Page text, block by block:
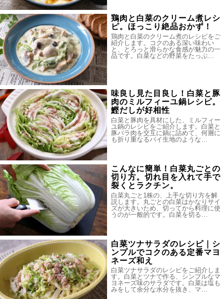
鶏肉と白菜のクリーム煮レシ
ピ。ほっこり絶品おかず！
鶏肉と白菜のクリーム煮のレシピをご
紹介します。コクのある深い味わい
と、とろっと滑らかな食感が魅力の一
品です。白菜などの野菜をたっぷ…
味良し見た目良し！白菜と豚
肉のミルフィーユ鍋レシピ。
鰹だしが好相性
白菜と豚肉を具材にした、ミルフィー
ユ鍋のレシピをご紹介します。白菜と
豚バラ肉を交互に鍋に詰めて、何層に
も折り重なるパイ生地のような…
こんなに簡単！白菜丸ごとの
切り方。切れ目を入れて手で
裂くとラクチン。
白菜丸ごと1株の、上手な切り方を解
説します。丸ごとの白菜はかなりサイ
ズが大きいため、切ってから料理に使
うのが一般的です。白菜を切る…
白菜ツナサラダのレシピ｜シ
ンプルでコクのある定番マヨ
ネーズ和え
白菜ツナサラダのレシピをご紹介しま
す。白菜とツナで作る、シンプルなマ
ヨネーズ味のサラダです。白菜は塩も
みをして余分な水分を抜き、マ…